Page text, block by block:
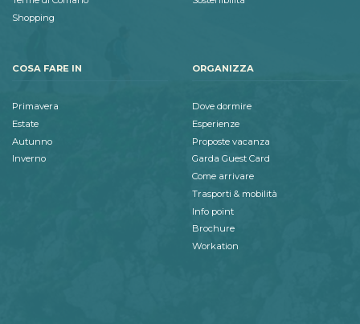
Shopping
COSA FARE IN
Primavera
Estate
Autunno
Inverno
ORGANIZZA
Dove dormire
Esperienze
Proposte vacanza
Garda Guest Card
Come arrivare
Trasporti & mobilità
Info point
Brochure
Workation